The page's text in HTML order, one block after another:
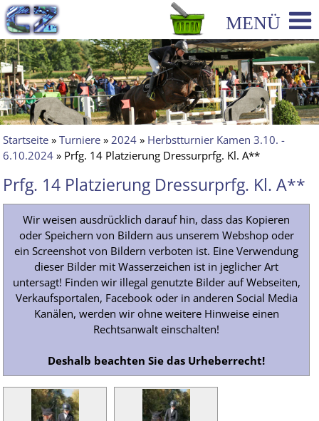
Startseite »Turniere »2024 » Herbstturnier Kamen 3.10. -
6.10.2024 » Prfg. 14 Platzierung Dressurprfg. Kl. A**
Prfg. 14 Platzierung Dressurprfg. Kl. A**
Wir weisen ausdrücklich darauf hin, dass das Kopieren
oder Speichern von Bildern aus unserem Webshop oder
ein Screenshot von Bildern verboten ist. Eine Verwendung
dieser Bilder mit Wasserzeichen ist in jeglicher Art
untersagt! Finden wir illegal genutzte Bilder auf Webseiten,
Verkaufsportalen, Facebook oder in anderen Social Media
Kanälen, werden wir ohne weitere Hinweise einen
Rechtsanwalt einschalten!
Deshalb beachten Sie das Urheberrecht!